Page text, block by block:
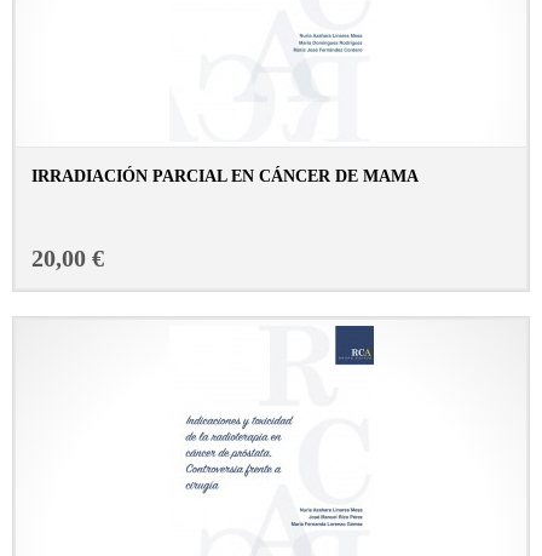
IRRADIACIÓN PARCIAL EN CÁNCER DE MAMA
20,00 €